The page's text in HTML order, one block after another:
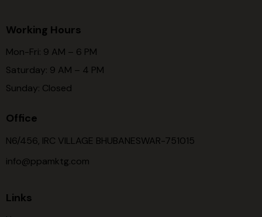
Working Hours
Mon-Fri: 9 AM – 6 PM
Saturday: 9 AM – 4 PM
Sunday: Closed
Office
N6/456, IRC VILLAGE BHUBANESWAR-751015
info@ppamktg.com
Links